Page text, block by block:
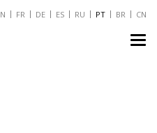
FR DE ES RU PT BR CN